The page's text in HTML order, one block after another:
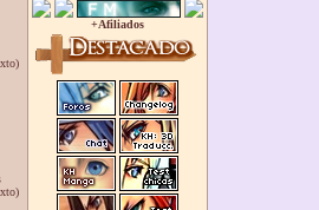
+Afiliados